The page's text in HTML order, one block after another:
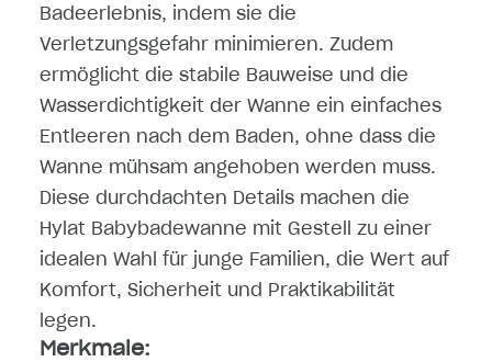
Badeerlebnis, indem sie die
Verletzungsgefahr minimieren. Zudem
ermöglicht die stabile Bauweise und die
Wasserdichtigkeit der Wanne ein einfaches
Entleeren nach dem Baden, ohne dass die
Wanne mühsam angehoben werden muss.
Diese durchdachten Details machen die
Hylat Babybadewanne mit Gestell zu einer
idealen Wahl für junge Familien, die Wert auf
Komfort, Sicherheit und Praktikabilität
legen.
Merkmale: